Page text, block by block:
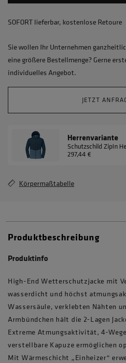
SOFORT lieferbar, kostenlose Retoure
Sie wollen Ihr Unternehmen
eine größere Bestellmenge? Gerne
individuelles Angebot.
JETZT
Herrenvariante
Schutzschild ZipIn
297,44 €
Körpermaßtabelle
Produktbeschreibung
Produktinfo
High-End Wetterschutzjacke mit
wasserdicht und höchst
Wassersäule, verklebten Nähten
Armbündchen hält die 2-Lagen
Extreme Atmungsaktivität, 4-
verstellbare Kapuze ermöglichen
Mit Wärmeschicht „Einheizer“